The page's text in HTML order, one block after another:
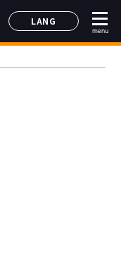
LANG
日本語
menu